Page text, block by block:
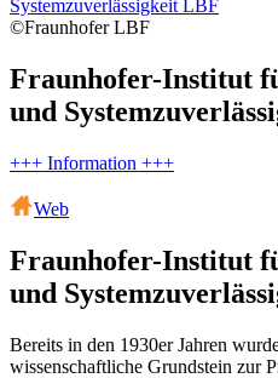
©Fraunhofer LBF
Fraunhofer-Institut
und
+++ Information +++
Web
Fraunhofer-Institut
und
Bereits in den 1930er Jahren
wissenschaftliche Grundstein zur